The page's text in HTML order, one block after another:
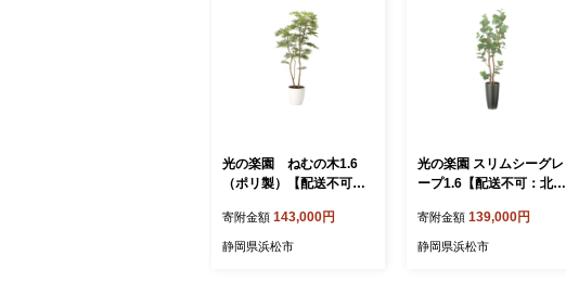
光の楽園 ねむの木1.6
（ポリ製）【配送不可：
ンテリア 造花 フェイクグ
リーン 花 フラワー 清浄
寄附金額 143,000円
静岡県浜松市
光の楽園 スリムシーグレ
ープ1.6【配送不可：北海
リア 光触媒 人工植物 造
花 フェイクグリーン 花
寄附金額 139,000円
静岡県浜松市